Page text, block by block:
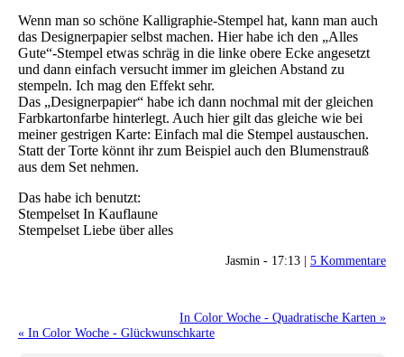
Wenn man so schöne Kalligraphie-Stempel hat, kann man auch
das Designerpapier selbst machen. Hier habe ich den „Alles
Gute“-Stempel etwas schräg in die linke obere Ecke angesetzt
und dann einfach versucht immer im gleichen Abstand zu
stempeln. Ich mag den Effekt sehr.
Das „Designerpapier“ habe ich dann nochmal mit der gleichen
Farbkartonfarbe hinterlegt. Auch hier gilt das gleiche wie bei
meiner gestrigen Karte: Einfach mal die Stempel austauschen.
Statt der Torte könnt ihr zum Beispiel auch den Blumenstrauß
aus dem Set nehmen.
Das habe ich benutzt:
Stempelset In Kauflaune
Stempelset Liebe über alles
Jasmin - 17:13 | 5 Kommentare
In Color Woche - Quadratische Karten »
« In Color Woche - Glückwunschkarte